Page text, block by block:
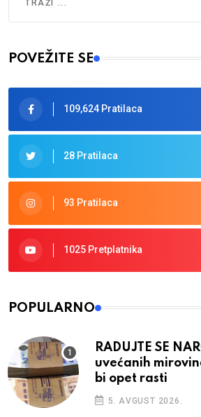
Type 2 or more characters for results.
POVEŽITE SE
109,624 Pratilaca
28 Pratilaca
93 Pratilaca
1025 Pretplatnika
POPULARNO
RADUJTE SE
uvećanih
bi opet rasti
5. AVGUST 2026.